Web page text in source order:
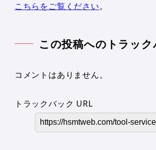
こちらをご覧ください。
この投稿へのトラック
コメントはありません。
トラックバック URL